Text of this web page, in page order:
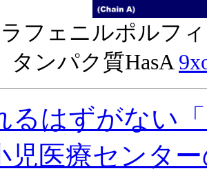
フェニルポルフ
タンパク質HasA
るはずがない
児医療センタ